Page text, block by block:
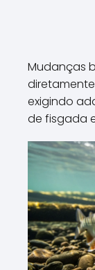
Mudanças
exigindo
de fisgada